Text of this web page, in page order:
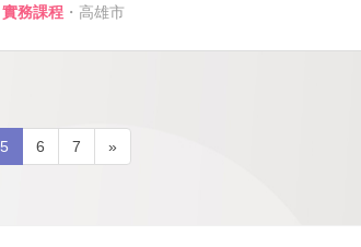
實務課程 ・高雄市
5 6 7 »